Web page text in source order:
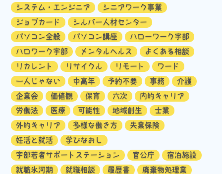
システム・エンジニア
シニアワーク事業
ジョブカード
シルバー人材センター
パソコン全般
パソコン講座
ハローワーク宇部
ハロワーク宇部
メンタルヘルス
よくある相談
リカレント
リサイクル リモート
ワード
一人じゃない
中高年 予約不要 事務
介護
企業会
価値観 保育 六次
内的キャリア
労働法
医療 可能性 地域創生
士業
外的キャリア
多様な働き方
失業保険
妊活と就活
学びなおし
宇部若者サポートステーション
官公庁
宿泊施設
就職氷河期
就職相談 履歴書
廃棄物処理業